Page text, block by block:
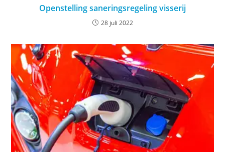
Openstelling saneringsregeling visserij
28 juli 2022